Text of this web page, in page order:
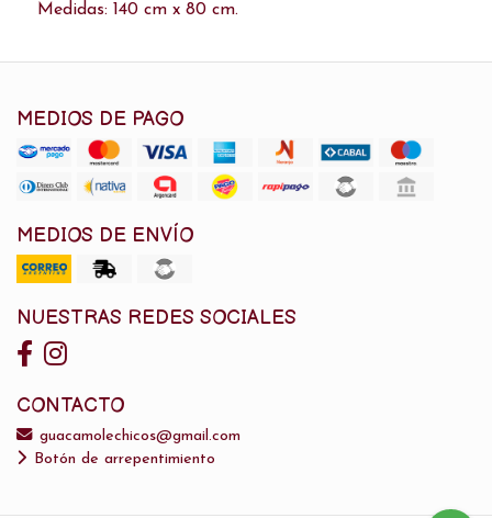
Medidas: 140 cm x 80 cm.
MEDIOS DE PAGO
MEDIOS DE ENVÍO
NUESTRAS REDES SOCIALES
CONTACTO
guacamolechicos@gmail.com
Botón de arrepentimiento